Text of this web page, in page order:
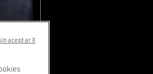
aceptar X